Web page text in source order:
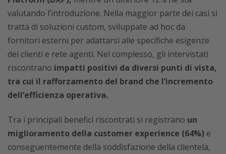
valutando l’introduzione. Nella maggior parte dei casi si
tratta di soluzioni custom, sviluppate ad hoc da
fornitori esterni per adattarsi alle specifiche esigenze
dei clienti e rete agenti. Nel complesso, gli intervistati
riscontrano impatti positivi da diversi punti di vista,
tra cui il rafforzamento del brand che l’incremento
dell’efficienza operativa.
Tra i principali benefici riscontrati si registrano un
miglioramento della customer experience (64%) e
conseguentemente della soddisfazione della clientela,